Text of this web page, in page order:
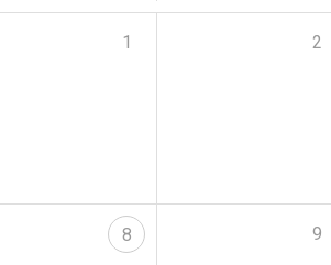
1 2
8 9